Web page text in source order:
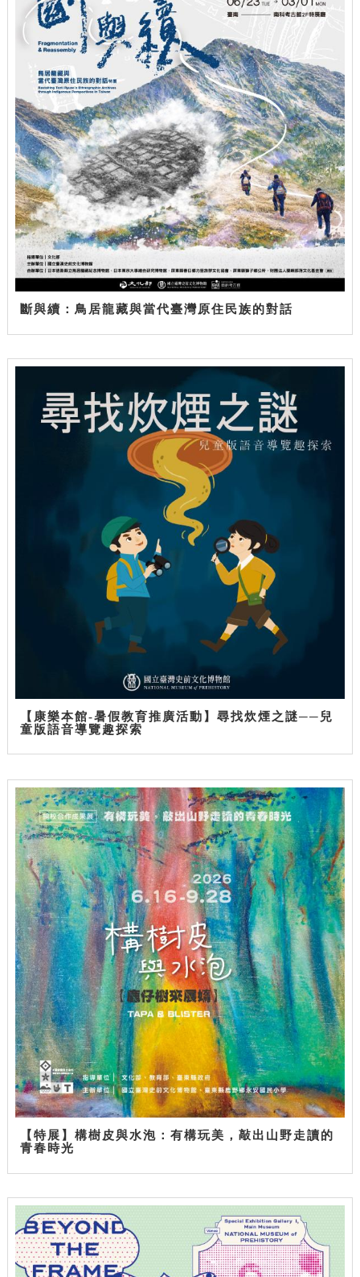
斷與續：鳥居龍藏與當代臺灣原住民族的對話
【康樂本館-暑假教育推廣活動】尋找炊煙之謎──兒
童版語音導覽趣探索
【特展】構樹皮與水泡：有構玩美，敲出山野走讀的
青春時光